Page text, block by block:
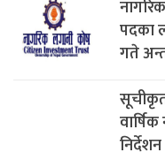
पदका
गते
निर्देशन